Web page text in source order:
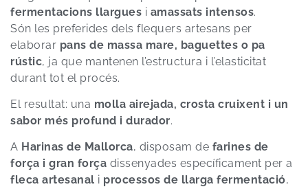
fermentacions llargues i amassats intensos.
Són les preferides dels flequers artesans per
elaborar pans de massa mare, baguettes o pa
rústic, ja que mantenen l’estructura i l’elasticitat
durant tot el procés.
El resultat: una molla airejada, crosta cruixent i un
sabor més profund i durador.
A Harinas de Mallorca, disposam de farines de
força i gran força dissenyades específicament per a
fleca artesanal i processos de llarga fermentació,